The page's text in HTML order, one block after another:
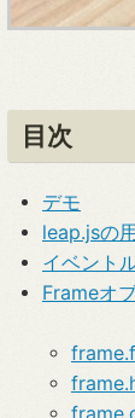
目次
デモ
leap.jsの
イベント
Frameオ